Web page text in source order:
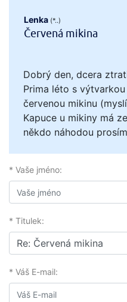
Lenka (*..)
Červená mikina
Dobrý den, dcera
Prima léto s
červenou mikinu
Kapuce u mikiny má
někdo náhodou
* Vaše jméno:
* Titulek:
* Váš E-mail: